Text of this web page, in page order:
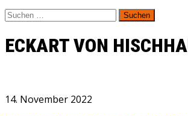
Suchen
nach:
ECKART VON
14. November 2022